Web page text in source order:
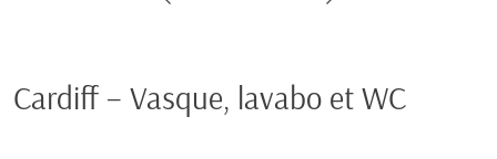
Cardiff – Vasque, lavabo et WC